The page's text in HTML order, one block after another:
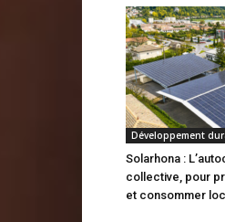
Développement
Solarhona :
collective, pour
et consommer